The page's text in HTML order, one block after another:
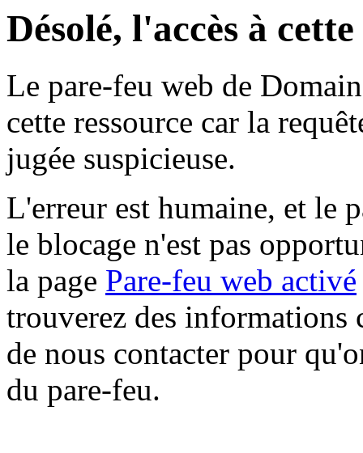
Désolé, l'accès à
Le pare-feu web de
cette ressource car la
jugée suspicieuse.
L'erreur est humaine, et le
le blocage n'est pas
la page Pare-feu web activé
trouverez des informations
de nous contacter pour
du pare-feu.